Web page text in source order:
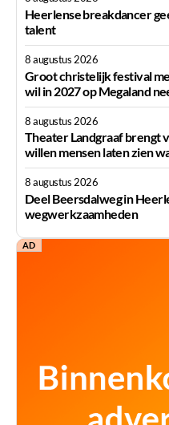
Heerlense breakdancer
talent
8 augustus 2026
Groot christelijk festival
wil in 2027 op Megaland
8 augustus 2026
Theater Landgraaf brengt
willen mensen laten zien
8 augustus 2026
Deel Beersdalweg in
wegwerkzaamheden
AD